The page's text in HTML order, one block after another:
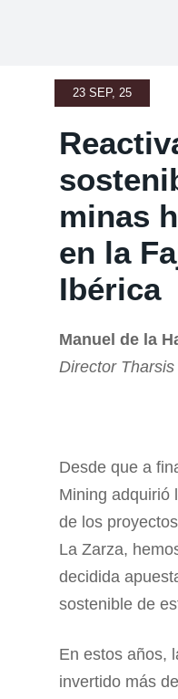
23 SEP, 25
minas
en la
Ibérica
Manuel de la
Director
Desde que a
Mining adquirió
de los
La Zarza,
decidida
sostenible de
En estos años,
invertido más